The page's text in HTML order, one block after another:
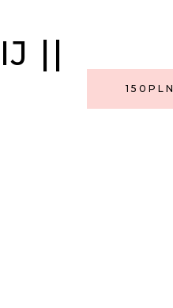
||
150PLN